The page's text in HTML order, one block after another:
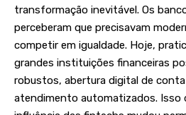
transformação inevitável. Os
perceberam que precisavam
competir em igualdade. Hoje,
grandes instituições financeiras
robustos, abertura digital de
atendimento automatizados. Isso